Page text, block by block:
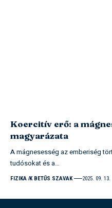
Koercitív erő: a
magyarázata
A mágnesesség az emberiség
tudósokat és a…
FIZIKA K BETŰS SZAVAK 2025. 09. 13.